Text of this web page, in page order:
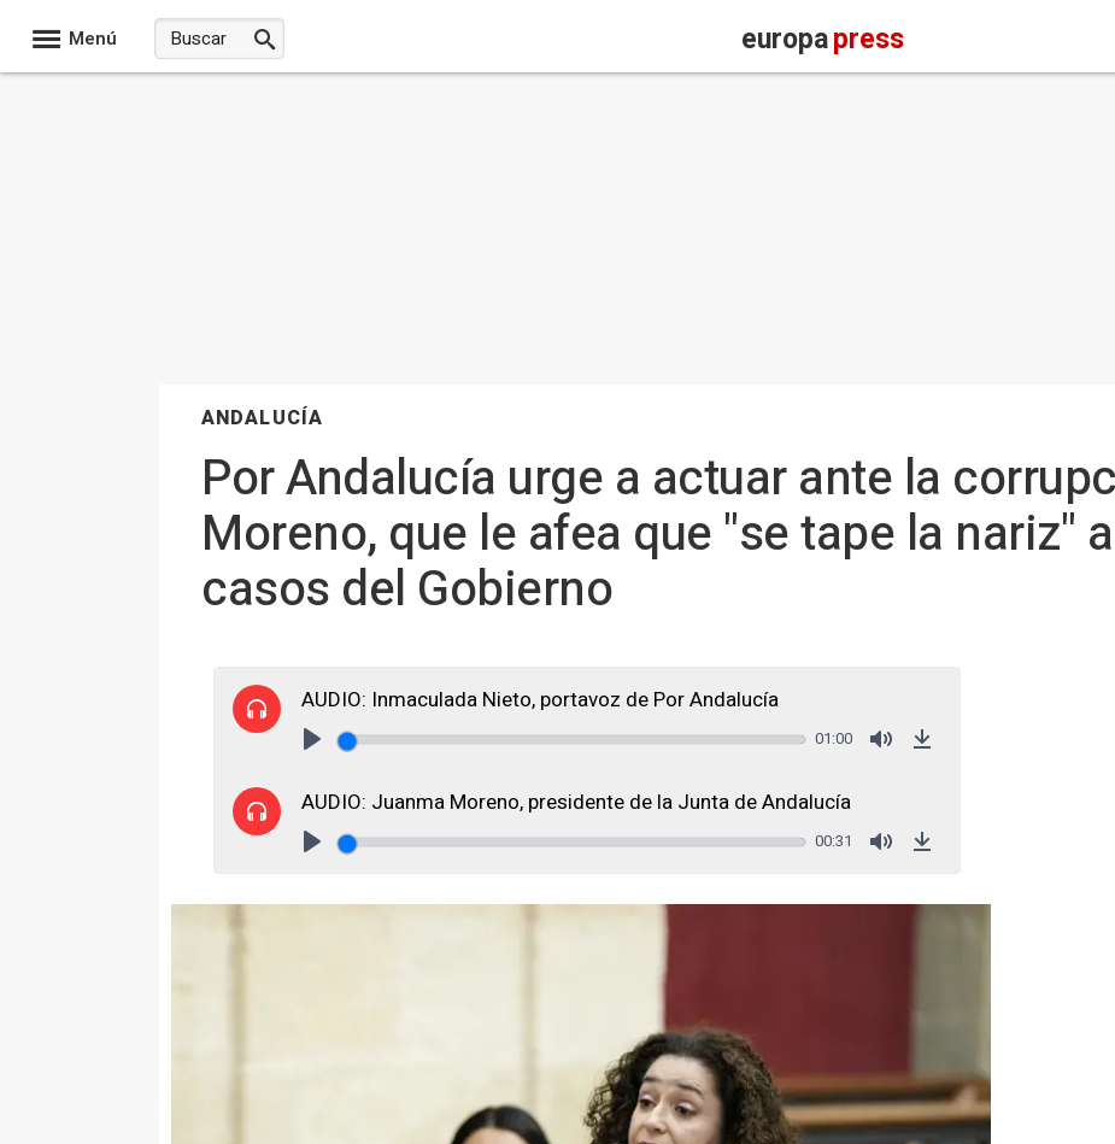
Menú europapress
ANDALUCÍA
Por Andalucía urge a actuar ante la
Moreno, que le afea que "se tape la nariz"
casos del Gobierno
AUDIO: Inmaculada Nieto, portavoz de Por Andalucía
01:00
AUDIO: Juanma Moreno, presidente de la Junta de Andalucía
00:31